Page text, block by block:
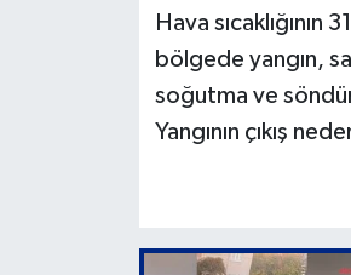
Hava
bölgede yangın,
soğutma ve
Yangının çıkış